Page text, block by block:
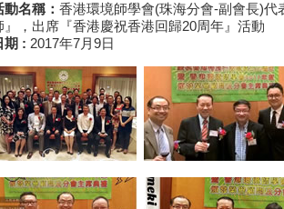
動名稱： 香港環境師學會(珠海分會-副會長)代
』，出席『香港慶祝香港回歸20周年』活動
期 : 2017年7月9日